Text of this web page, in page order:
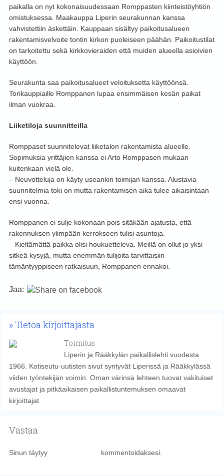
paikalla on nyt kokonaisuudessaan Romppasten kiinteistöyhtiön
omistuksessa. Maakauppa Liperin seurakunnan kanssa
vahvistettiin äskettäin. Kauppaan sisältyy paikoitusalueen
rakentamisvelvoite tontin kirkon puoleiseen päähän. Paikoitustilat
on tarkoitettu sekä kirkkovieraiden että muiden alueella asioivien
käyttöön.
Seurakunta saa paikoitusalueet veloituksetta käyttöönsä.
Torikauppiaille Romppanen lupaa ensimmäisen kesän paikat
ilman vuokraa.
Liiketiloja suunnitteilla
Romppaset suunnitelevat liiketalon rakentamista alueelle.
Sopimuksia yrittäjien kanssa ei Arto Romppasen mukaan
kuitenkaan vielä ole.
– Neuvotteluja on käyty useankin toimijan kanssa. Alustavia
suunnitelmia toki on mutta rakentamisen aika tulee aikaisintaan
ensi vuonna.
Romppanen ei sulje kokonaan pois sitäkään ajatusta, että
rakennuksen ylimpään kerrokseen tulisi asuntoja.
– Kieltämättä paikka olisi houkuetteleva. Meillä on ollut jo yksi
sitkeä kysyjä, mutta enemmän tulijoita tarvittaisiin
tämäntyyppiseen ratkaisuun, Romppanen ennakoi.
Jaa:
Tietoa kirjoittajasta
Toimitus
Liperin ja Rääkkylän paikallislehti vuodesta
1966. Kotiseutu-uutisten sivut syntyvät Liperissä ja Rääkkylässä
viiden työntekijän voimin. Oman värinsä lehteen tuovat vakituiset
avustajat ja pitkäaikaisen paikallistuntemuksen omaavat
kirjoittajat.
Vastaa
Sinun täytyy kommentoidaksesi.